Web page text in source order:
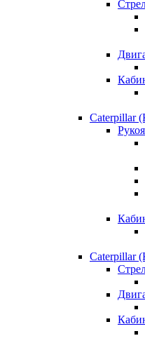
Caterpillar
Caterpillar